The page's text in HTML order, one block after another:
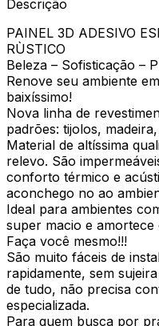
Descrição
PAINEL 3D ADESIVO
RÙSTICO
Beleza – Sofisticação –
Renove seu ambiente
baixíssimo!
Nova linha de
padrões: tijolos,
Material de altíssima
relevo. São
conforto térmico e
aconchego no ao
Ideal para ambientes
super macio e amortece
Faça você mesmo!!!
São muito fáceis de
rapidamente, sem
de tudo, não precisa
especializada.
Para quem busca por